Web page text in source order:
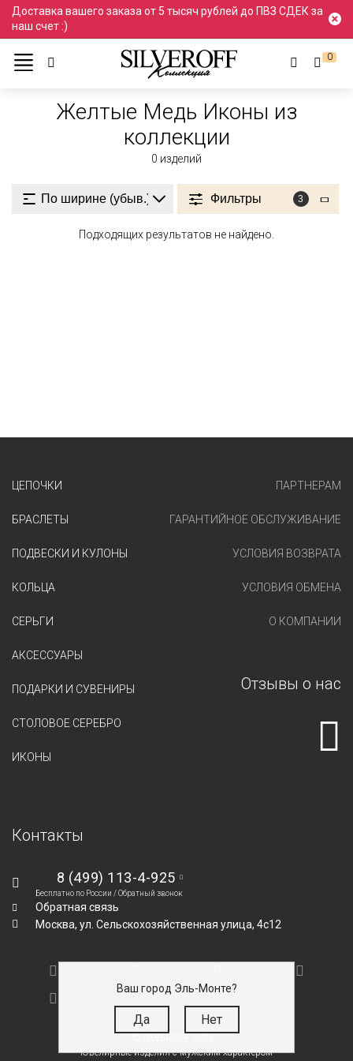
Доставка вашего заказа от 5 тысяч рублей до ПВЗ СДЕК за
наш счет :)
Ваш город Эль-Монте?
Да Нет
0
Ювелирные украшения
Иконы Иконы
Желтые Медь Иконы из
коллекции
0 изделий
Фильтры 3
Подходящих результатов не найдено.
ЦЕПОЧКИ
БРАСЛЕТЫ
ПОДВЕСКИ И КУЛОНЫ
КОЛЬЦА
СЕРЬГИ
АКСЕССУАРЫ
ПОДАРКИ И СУВЕНИРЫ
СТОЛОВОЕ СЕРЕБРО
ИКОНЫ
ПАРТНЕРАМ
ГАРАНТИЙНОЕ ОБСЛУЖИВАНИЕ
УСЛОВИЯ ВОЗВРАТА
УСЛОВИЯ ОБМЕНА
О КОМПАНИИ
Отзывы о нас
Контакты
8 (499) 113-4-925
Бесплатно по России /Обратный звонок
Обратная связь
Москва, ул. Сельскохозяйственная улица, 4с12
Ювелирные изделия с мужским характером